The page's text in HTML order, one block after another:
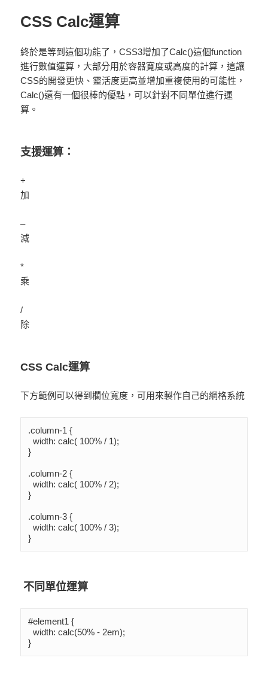
CSS Calc運算
終於是等到這個功能了，CSS3增加了Calc()這個function
進行數值運算，大部分用於容器寬度或高度的計算，這讓
CSS的開發更快、靈活度更高並增加重複使用的可能性，
Calc()還有一個很棒的優點，可以針對不同單位進行運
算。
支援運算：
+
加
–
減
*
乘
/
除
CSS Calc運算
下方範例可以得到欄位寬度，可用來製作自己的網格系統
.column-1 {
  width: calc( 100% / 1);
}
.column-2 {
  width: calc( 100% / 2);
}
.column-3 {
  width: calc( 100% / 3);
}
不同單位運算
#element1 {
  width: calc(50% - 2em);
}